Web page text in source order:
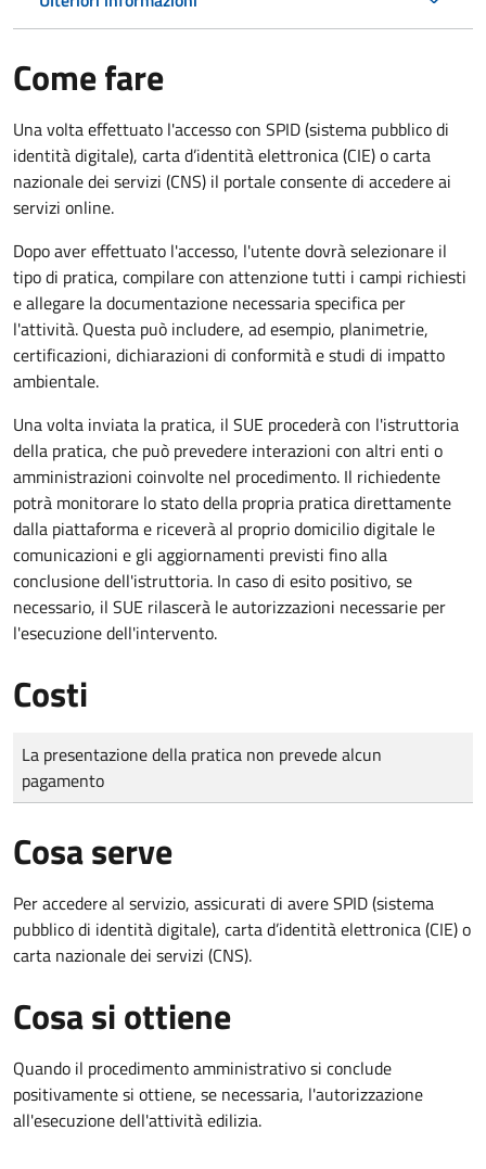
Come fare
Una volta effettuato l'accesso con SPID (sistema pubblico di
identità digitale), carta d’identità elettronica (CIE) o carta
nazionale dei servizi (CNS) il portale consente di accedere ai
servizi online.
Dopo aver effettuato l'accesso, l'utente dovrà selezionare il
tipo di pratica, compilare con attenzione tutti i campi richiesti
e allegare la documentazione necessaria specifica per
l'attività. Questa può includere, ad esempio, planimetrie,
certificazioni, dichiarazioni di conformità e studi di impatto
ambientale.
Una volta inviata la pratica, il SUE procederà con l'istruttoria
della pratica, che può prevedere interazioni con altri enti o
amministrazioni coinvolte nel procedimento. Il richiedente
potrà monitorare lo stato della propria pratica direttamente
dalla piattaforma e riceverà al proprio domicilio digitale le
comunicazioni e gli aggiornamenti previsti fino alla
conclusione dell'istruttoria. In caso di esito positivo, se
necessario, il SUE rilascerà le autorizzazioni necessarie per
l'esecuzione dell'intervento.
Costi
Tipo di pagamento
Importo
La presentazione della pratica non prevede alcun
pagamento
Cosa serve
Per accedere al servizio, assicurati di avere SPID (sistema
pubblico di identità digitale), carta d’identità elettronica (CIE) o
carta nazionale dei servizi (CNS).
Cosa si ottiene
Quando il procedimento amministrativo si conclude
positivamente si ottiene, se necessaria, l'autorizzazione
all'esecuzione dell'attività edilizia.